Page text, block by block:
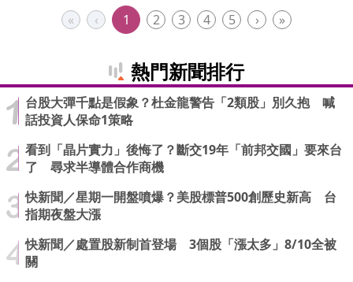
超狂總報酬率，一舉逆襲老大哥，績效狂勝達近8個
百分點讓他忍不住讚嘆「看來我並沒有看走眼！」。
« ‹ 1 2 3 4 5 › »
熱門新聞排行
台股大彈千點是假象？杜金龍警告「2類股」別久抱 喊
話投資人保命1策略
看到「晶片實力」後悔了？斷交19年「前邦交國」要來台
了 尋求半導體合作商機
快新聞／星期一開盤噴爆？美股標普500創歷史新高 台
指期夜盤大漲
快新聞／處置股新制首登場 3個股「漲太多」8/10全被
關